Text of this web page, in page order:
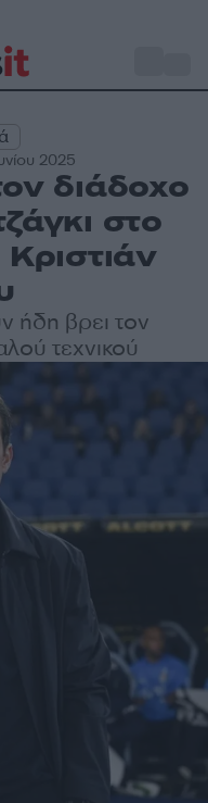
2025
διάδοχο
στο
ήδη βρει τον
τεχνικού